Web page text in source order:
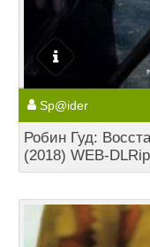
Sp@ider
Робин Гуд:
(2018) WEB-